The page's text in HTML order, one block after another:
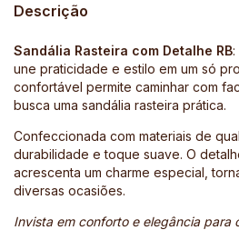
Descrição
Sandália Rasteira com Detalhe RB
une praticidade e estilo em um só
confortável permite caminhar com
busca uma sandália rasteira prática.
Confeccionada com materiais de
durabilidade e toque suave. O
acrescenta um charme especial,
diversas ocasiões.
Invista em conforto e elegância para